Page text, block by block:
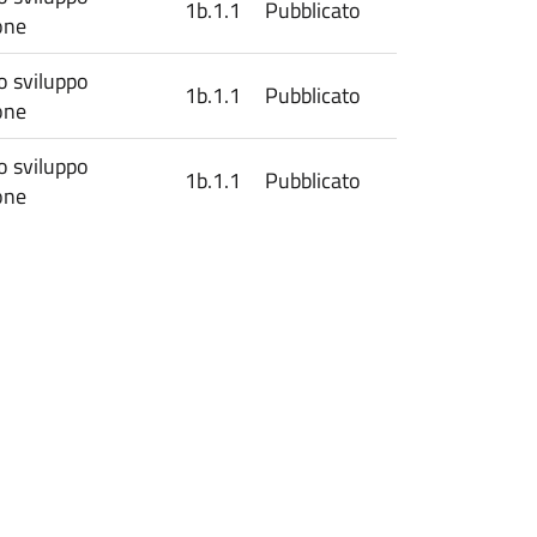
1b.1.1 Pubblicato
sviluppo
1b.1.1 Pubblicato
sviluppo
1b.1.1 Pubblicato